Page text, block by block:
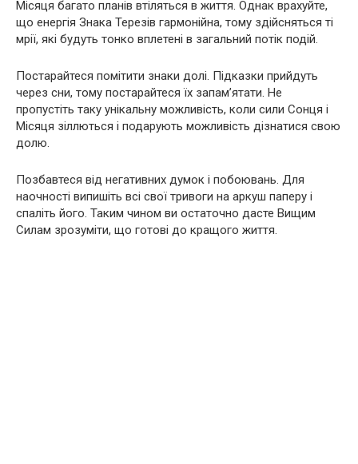
Місяця багато планів втіляться в життя. Однак врахуйте,
що енергія Знака Терезів гармонійна, тому здійсняться ті
мрії, які будуть тонко вплетені в загальний потік подій.
Постарайтеся помітити знаки долі. Підказки прийдуть
через сни, тому постарайтеся їх запам’ятати. Не
пропустіть таку унікальну можливість, коли сили Сонця і
Місяця зіллються і подарують можливість дізнатися свою
долю.
Позбавтеся від негативних думок і побоювань. Для
наочності випишіть всі свої тривоги на аркуш паперу і
спаліть його. Таким чином ви остаточно дасте Вищим
Силам зрозуміти, що готові до кращого життя.